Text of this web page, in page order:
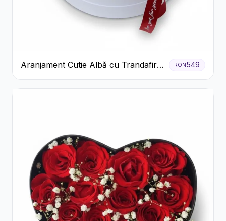
Aranjament Cutie Albă cu Trandafiri
Roșii și Raffaello
RON549